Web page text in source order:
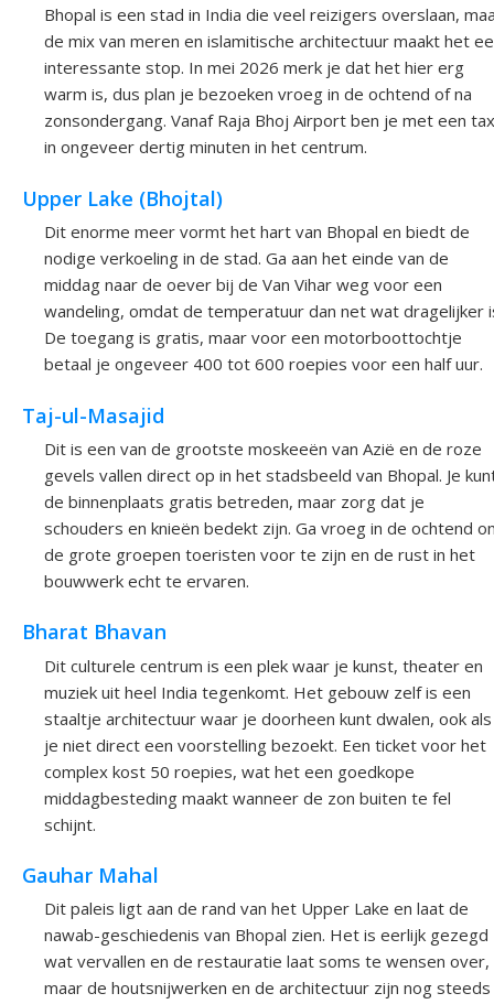
Bhopal is een stad in India die veel reizigers overslaan,
de mix van meren en islamitische architectuur maakt het
interessante stop. In mei 2026 merk je dat het hier erg
warm is, dus plan je bezoeken vroeg in de ochtend of na
zonsondergang. Vanaf Raja Bhoj Airport ben je met een
in ongeveer dertig minuten in het centrum.
Upper Lake (Bhojtal)
Dit enorme meer vormt het hart van Bhopal en biedt de
nodige verkoeling in de stad. Ga aan het einde van de
middag naar de oever bij de Van Vihar weg voor een
wandeling, omdat de temperatuur dan net wat dragelijker
De toegang is gratis, maar voor een motorboottochtje
betaal je ongeveer 400 tot 600 roepies voor een half uur.
Taj-ul-Masajid
Dit is een van de grootste moskeeën van Azië en de roze
gevels vallen direct op in het stadsbeeld van Bhopal. Je
de binnenplaats gratis betreden, maar zorg dat je
schouders en knieën bedekt zijn. Ga vroeg in de ochtend
de grote groepen toeristen voor te zijn en de rust in het
bouwwerk echt te ervaren.
Bharat Bhavan
Dit culturele centrum is een plek waar je kunst, theater en
muziek uit heel India tegenkomt. Het gebouw zelf is een
staaltje architectuur waar je doorheen kunt dwalen, ook als
je niet direct een voorstelling bezoekt. Een ticket voor het
complex kost 50 roepies, wat het een goedkope
middagbesteding maakt wanneer de zon buiten te fel
schijnt.
Gauhar Mahal
Dit paleis ligt aan de rand van het Upper Lake en laat de
nawab-geschiedenis van Bhopal zien. Het is eerlijk gezegd
wat vervallen en de restauratie laat soms te wensen over,
maar de houtsnijwerken en de architectuur zijn nog steeds